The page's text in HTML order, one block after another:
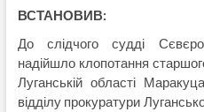
ВСТАНОВИВ:
До слідчого судді
надійшло клопотання
Луганській області
відділу прокуратури